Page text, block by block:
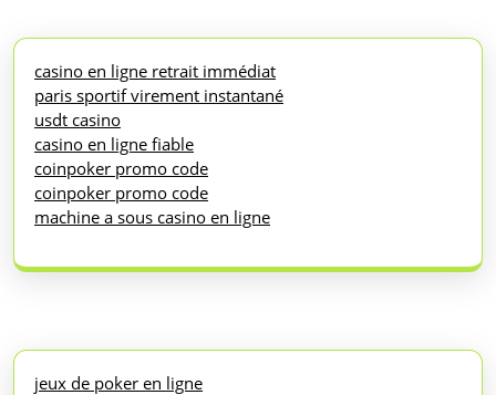
casino en ligne retrait immédiat
paris sportif virement instantané
usdt casino
casino en ligne fiable
coinpoker promo code
coinpoker promo code
machine a sous casino en ligne
jeux de poker en ligne